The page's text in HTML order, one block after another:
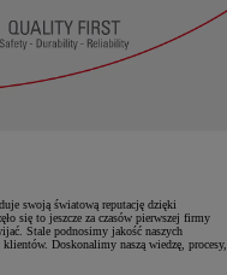
swoją światową reputację dzięki
się to jeszcze za czasów pierwszej firmy
Stale podnosimy jakość naszych
Doskonalimy naszą wiedzę, procesy,